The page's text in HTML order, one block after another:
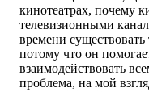
кинотеатрах, почему
телевизионными
времени
потому что он
взаимодействовать
проблема, на мой